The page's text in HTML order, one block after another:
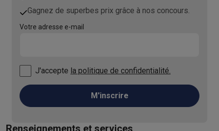
Gagnez de superbes prix grâce à nos concours.
Votre adresse e-mail
J'accepte la politique de confidentialité.
M'inscrire
Renseignements et services